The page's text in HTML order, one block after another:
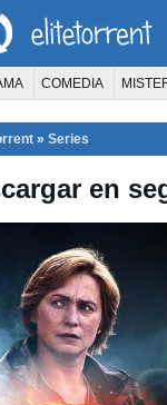
COMEDIA
» Series
en